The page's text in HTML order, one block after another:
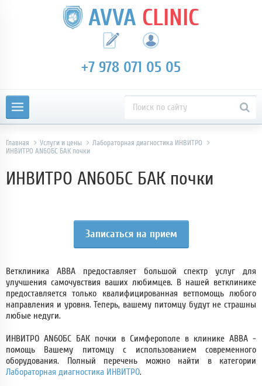
AVVA CLINIC
+7 978 071 05 05
Главная Услуги и цены
Лабораторная диагностика ИНВИТРО
ИНВИТРО AN6ОБС БАК почки
ИНВИТРО AN6ОБС БАК почки
Записаться на прием
Ветклиника АВВА предоставляет большой спектр услуг для
улучшения самочувствия ваших любимцев. В нашей ветклинике
предоставляется только квалифицированная ветпомощь любого
направления и уровня. Теперь, вашему питомцу будут не страшны
любые недуги.
ИНВИТРО AN6ОБС БАК почки в Симферополе в клинике АВВА -
помощь Вашему питомцу с использованием современного
оборудования. Полный перечень можно найти в категории
Лабораторная диагностика ИНВИТРО.